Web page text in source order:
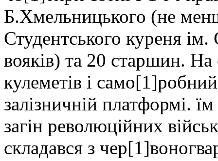
Б.Хмельницького (не
Студентського куреня
вояків) та 20 старшин.
кулеметів і
залізничній платформі.
загін революційних
складався з